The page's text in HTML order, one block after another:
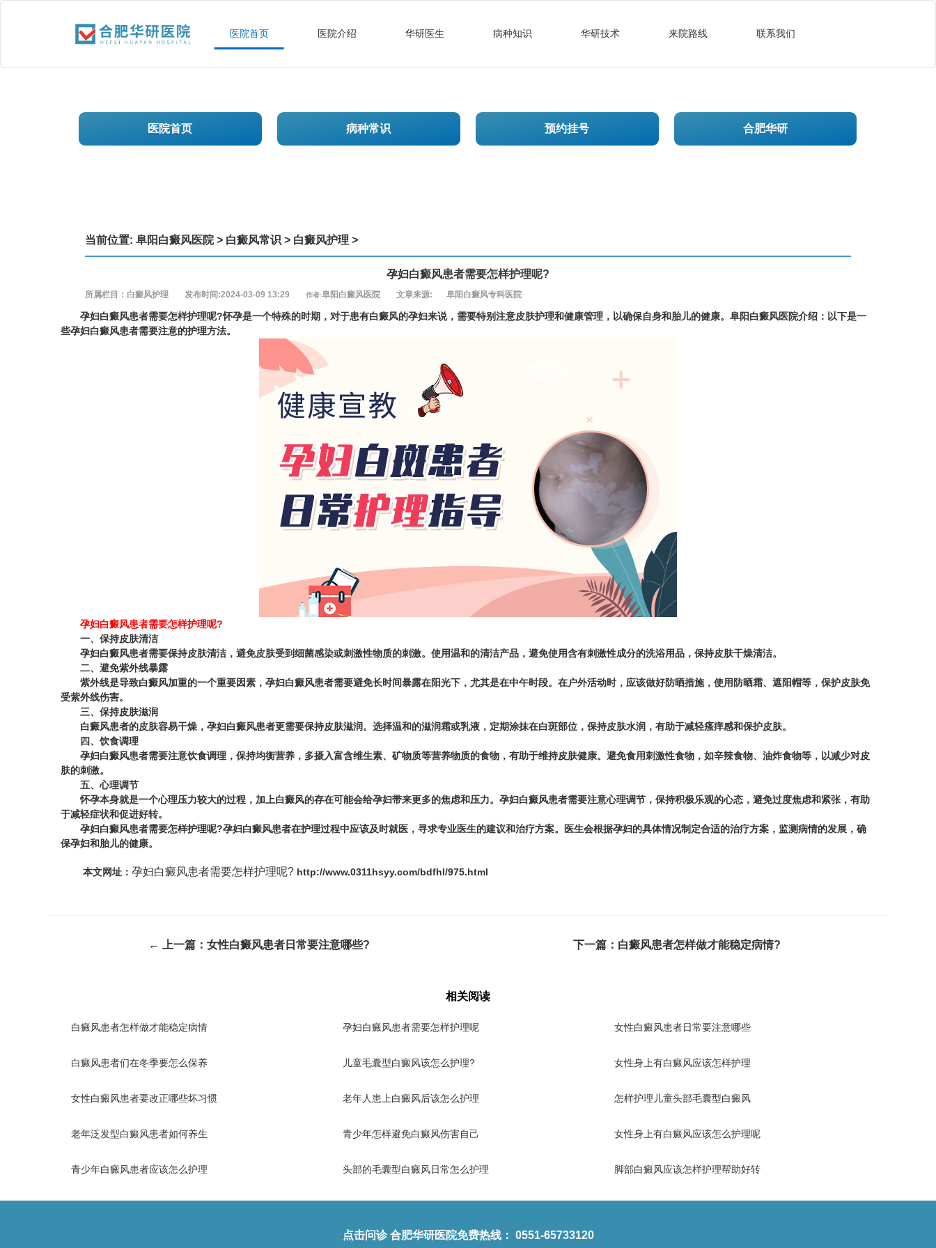
医院首页 医院介绍 华研医生 病种知识 华研技术 来院路线 联系我们
医院首页 病种常识 预约挂号 合肥华研
当前位置:阜阳白癜风医院> 白癜风常识 > 白癜风护理 >
孕妇白癜风患者需要怎样护理呢?
所属栏目：白癜风护理 发布时间:2024-03-09 13:29 作者:阜阳白癜风医院 文章来源: 阜阳白癜风专科医院
孕妇白癜风患者需要怎样护理呢?怀孕是一个特殊的时期，对于患有白癜风的孕妇来说，需要特别注意皮肤护理和健康管理，以确保自身和胎儿的健康。 阜阳白癜风医院介绍：以下是一
些孕妇白癜风患者需要注意的护理方法。
孕妇白癜风患者需要怎样护理呢?
一、保持皮肤清洁
孕妇白癜风患者需要保持皮肤清洁，避免皮肤受到细菌感染或刺激性物质的刺激。使用温和的清洁产品，避免使用含有刺激性成分的洗浴用品，保持皮肤干燥清洁。
二、避免紫外线暴露
紫外线是导致白癜风加重的一个重要因素，孕妇白癜风患者需要避免长时间暴露在阳光下，尤其是在中午时段。在户外活动时，应该做好防晒措施，使用防晒霜、遮阳帽等，保护皮肤免
受紫外线伤害。
三、保持皮肤滋润
白癜风患者的皮肤容易干燥，孕妇白癜风患者更需要保持皮肤滋润。选择温和的滋润霜或乳液，定期涂抹在白斑部位，保持皮肤水润，有助于减轻瘙痒感和保护皮肤。
四、饮食调理
孕妇白癜风患者需要注意饮食调理，保持均衡营养，多摄入富含维生素、矿物质等营养物质的食物，有助于维持皮肤健康。避免食用刺激性食物，如辛辣食物、油炸食物等，以减少对皮
肤的刺激。
五、心理调节
怀孕本身就是一个心理压力较大的过程，加上白癜风的存在可能会给孕妇带来更多的焦虑和压力。孕妇白癜风患者需要注意心理调节，保持积极乐观的心态，避免过度焦虑和紧张，有助
于减轻症状和促进好转。
孕妇白癜风患者需要怎样护理呢?孕妇白癜风患者在护理过程中应该及时就医，寻求专业医生的建议和治疗方案。医生会根据孕妇的具体情况制定合适的治疗方案，监测病情的发展，确
保孕妇和胎儿的健康。
本文网址： 孕妇白癜风患者需要怎样护理呢? http://www.0311hsyy.com/bdfhl/975.html
← 上一篇： 女性白癜风患者日常要注意哪些? 下一篇： 白癜风患者怎样做才能稳定病情?
相关阅读
白癜风患者怎样做才能稳定病情 孕妇白癜风患者需要怎样护理呢 女性白癜风患者日常要注意哪些
白癜风患者们在冬季要怎么保养 儿童毛囊型白癜风该怎么护理? 女性身上有白癜风应该怎样护理
女性白癜风患者要改正哪些坏习惯 老年人患上白癜风后该怎么护理 怎样护理儿童头部毛囊型白癜风
老年泛发型白癜风患者如何养生 青少年怎样避免白癜风伤害自己 女性身上有白癜风应该怎么护理呢
青少年白癜风患者应该怎么护理 头部的毛囊型白癜风日常怎么护理 脚部白癜风应该怎样护理帮助好转
点击问诊合肥华研医院免费热线： 0551-65733120